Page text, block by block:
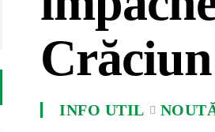
Crăciun
INFO UTIL